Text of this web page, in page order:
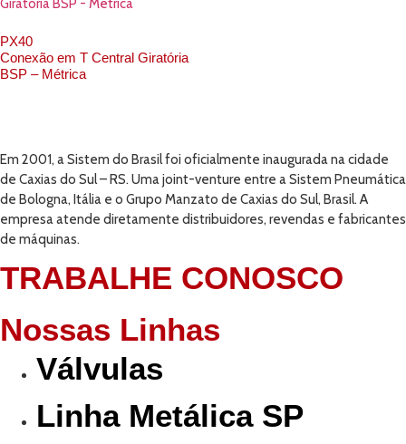
PX40
Conexão em T Central Giratória
BSP – Métrica
Em 2001, a Sistem do Brasil foi oficialmente inaugurada na cidade
de Caxias do Sul – RS. Uma joint-venture entre a Sistem Pneumática
de Bologna, Itália e o Grupo Manzato de Caxias do Sul, Brasil. A
empresa atende diretamente distribuidores, revendas e fabricantes
de máquinas.
TRABALHE CONOSCO
Nossas Linhas
Válvulas
Linha Metálica SP